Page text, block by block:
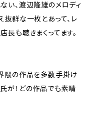
い、渡辺隆雄のメロディ
抜群な一枚とあって、レ
長も聴きまくってます。
隈の作品を多数手掛け
が！どの作品でも素晴